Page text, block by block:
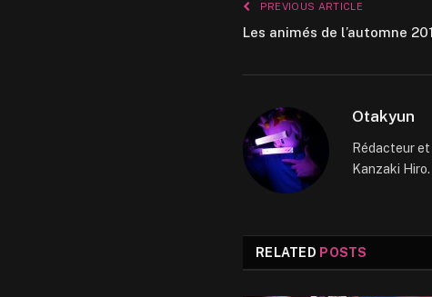
PREVIOUS ARTICLE
Les animés de l’automne
Otakyun
Rédacteur
Kanzaki
RELATED POSTS